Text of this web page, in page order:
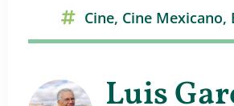
Cine, Cine Mexicano,
Luis